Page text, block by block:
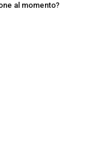
al momento?